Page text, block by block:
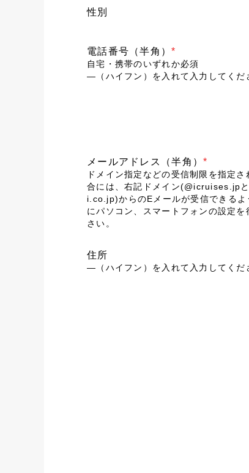
性別
電話番号（半角）*
自宅・携帯のいずれか必須
―（ハイフン）を入れて入力してくだ
メールアドレス（半角）*
ドメイン指定などの受信制限を指定さ
合には、右記ドメイン(@icruises.jp
i.co.jp)からのEメールが受信できるよ
にパソコン、スマートフォンの設定を
さい。
住所
―（ハイフン）を入れて入力してくだ